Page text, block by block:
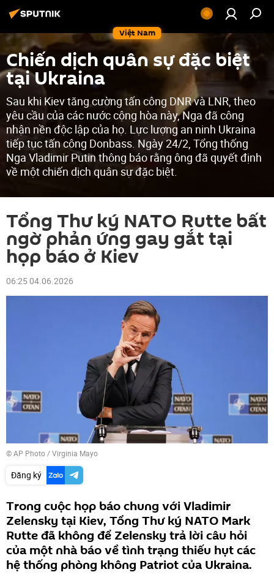
Việt Nam
Chiến dịch quân sự đặc biệt
tại Ukraina
Sau khi Kiev tăng cường tấn công DNR và LNR, theo
yêu cầu của các nước cộng hòa này, Nga đã công
nhận nền độc lập của họ. Lực lượng an ninh Ukraina
tiếp tục tấn công Donbass. Ngày 24/2, Tổng thống
Nga Vladimir Putin thông báo rằng ông đã quyết định
về một chiến dịch quân sự đặc biệt.
Tổng Thư ký NATO Rutte bất
ngờ phản ứng gay gắt tại
họp báo ở Kiev
06:25 04.06.2026
© AP Photo / Virginia Mayo
Đăng ký
Trong cuộc họp báo chung với Vladimir
Zelensky tại Kiev, Tổng Thư ký NATO Mark
Rutte đã không để Zelensky trả lời câu hỏi
của một nhà báo về tình trạng thiếu hụt các
hệ thống phòng không Patriot của Ukraina.